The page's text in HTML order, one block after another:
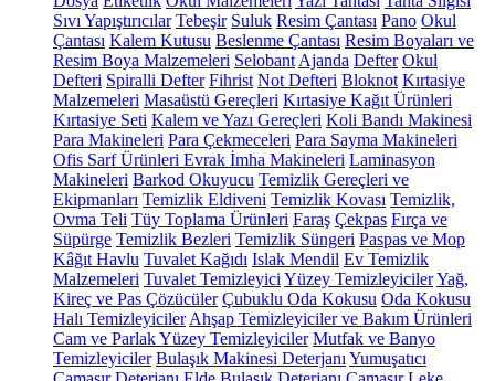
Sıvı Yapıştırıcılar Tebeşir Suluk Resim Çantası Pano Okul
Çantası Kalem Kutusu Beslenme Çantası Resim Boyaları ve
Resim Boya Malzemeleri Selobant Ajanda Defter Okul
Defteri Spiralli Defter Fihrist Not Defteri Bloknot Kırtasiye
Malzemeleri Masaüstü Gereçleri Kırtasiye Kağıt Ürünleri
Kırtasiye Seti Kalem ve Yazı Gereçleri Koli Bandı Makinesi
Para Makineleri Para Çekmeceleri Para Sayma Makineleri
Ofis Sarf Ürünleri Evrak İmha Makineleri Laminasyon
Makineleri Barkod Okuyucu Temizlik Gereçleri ve
Ekipmanları Temizlik Eldiveni Temizlik Kovası Temizlik,
Ovma Teli Tüy Toplama Ürünleri Faraş Çekpas Fırça ve
Süpürge Temizlik Bezleri Temizlik Süngeri Paspas ve Mop
Kâğıt Havlu Tuvalet Kağıdı Islak Mendil Ev Temizlik
Malzemeleri Tuvalet Temizleyici Yüzey TemizleyicilerYağ,
Kireç ve Pas Çözücüler Çubuklu Oda Kokusu Oda Kokusu
Halı Temizleyiciler Ahşap Temizleyiciler ve Bakım Ürünleri
Cam ve Parlak Yüzey Temizleyiciler Mutfak ve Banyo
Temizleyiciler Bulaşık Makinesi Deterjanı Yumuşatıcı